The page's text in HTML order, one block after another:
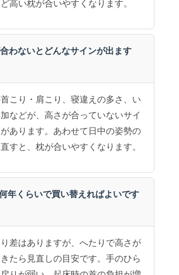
高い枕が合いやすくなります。
わないとどんなサインが出ます
こり・肩こり、寝違えの多さ、い
などが、高さが合っていないサイ
あります。あわせて日中の姿勢の
すと、枕が合いやすくなります。
年くらいで買い替えればよいです
差はありますが、へたりで高さが
たら見直しの目安です。手のひら